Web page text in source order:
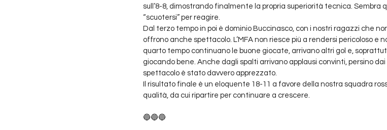
sull’8-8, dimostrando finalmente la propria superiorità tecnica. Sembra
“scuotersi” per reagire.
Dal terzo tempo in poi è dominio Buccinasco, con i nostri ragazzi che
offrono anche spettacolo. L’MFA non riesce più a rendersi pericoloso e
quarto tempo continuano le buone giocate, arrivano altri gol e,
giocando bene. Anche dagli spalti arrivano applausi convinti, persino
spettacolo è stato davvero apprezzato.
Il risultato finale è un eloquente 18-11 a favore della nostra squadra
qualità, da cui ripartire per continuare a crescere.
🔵🔵🔵